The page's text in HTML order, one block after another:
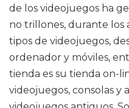
de los videojuegos ha
no trillones, durante los
tipos de videojuegos,
ordenador y móviles,
tienda es su tienda on-
videojuegos, consolas y